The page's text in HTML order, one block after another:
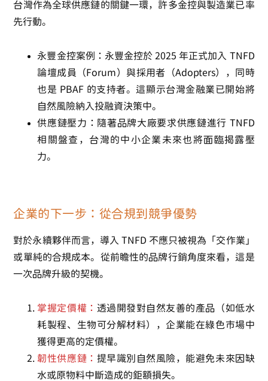
台灣作為全球供應鏈的關鍵一環，許多金控與製造業已率
先行動。
永豐金控案例
：永豐金控於 2025 年正式加入 TNFD
論壇成員（Forum）與採用者（Adopters），同時
也是 PBAF 的支持者。這顯示台灣金融業已開始將
自然風險納入投融資決策中。
供應鏈壓力 ：隨著品牌大廠要求供應鏈進行 TNFD
相關盤查，台灣的中小企業未來也將面臨揭露壓
力。
企業的下一步：從合規到競爭優勢
對於永續夥伴而言，導入 TNFD 不應只被視為「交作業」
或單純的合規成本。從前瞻性的品牌行銷角度來看，這是
一次品牌升級的契機。
掌握定價權： 透過開發對自然友善的產品（如低水
耗製程、生物可分解材料），企業能在綠色市場中
獲得更高的定價權。
韌性供應鏈： 提早識別自然風險，能避免未來因缺
水或原物料中斷造成的鉅額損失。